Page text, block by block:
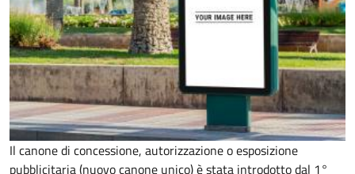
Il canone di concessione, autorizzazione o esposizione
pubblicitaria (nuovo canone unico) è stata introdotto dal 1°